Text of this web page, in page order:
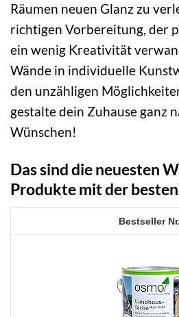
Räumen neuen Glanz zu
richtigen Vorbereitung, der
ein wenig Kreativität
Wände in individuelle
den unzähligen
gestalte dein Zuhause ganz
Wünschen!
Das sind die neuesten
Produkte mit der